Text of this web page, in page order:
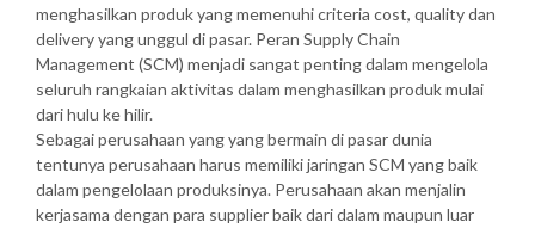
menghasilkan produk yang memenuhi criteria cost, quality dan
delivery yang unggul di pasar. Peran Supply Chain
Management (SCM) menjadi sangat penting dalam mengelola
seluruh rangkaian aktivitas dalam menghasilkan produk mulai
dari hulu ke hilir.
Sebagai perusahaan yang yang bermain di pasar dunia
tentunya perusahaan harus memiliki jaringan SCM yang baik
dalam pengelolaan produksinya. Perusahaan akan menjalin
kerjasama dengan para supplier baik dari dalam maupun luar